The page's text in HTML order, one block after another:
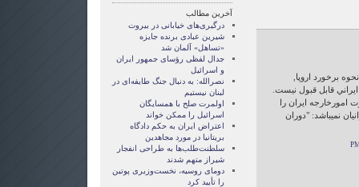
برخورد اروپا,
قابل قبول نيست.
امورخارجه ايران را
نميباشد: "دوران
آخرین مطالب
درگیری‌های خیابانی در بیروت
شیرین عبادی برنده جایزه
«تساهل» آلمان شد
جدال لفظی رؤسای جمهور ایران
و اسرائیل
نصرالله: به دنبال جنگ طایفه‌ای در
لبنان نیستیم
اولمرت صلح با همسایگان
اسرائیل را ممکن خواند
اعتراض ایران به حکم دادگاه
بریتانیا در مورد مجاهدین
سلطنت‌طلب‌ها به طراحی انفجار
شیراز متهم شدند
دومای روسیه، نخست‌وزیری پوتین
را تأیید کرد